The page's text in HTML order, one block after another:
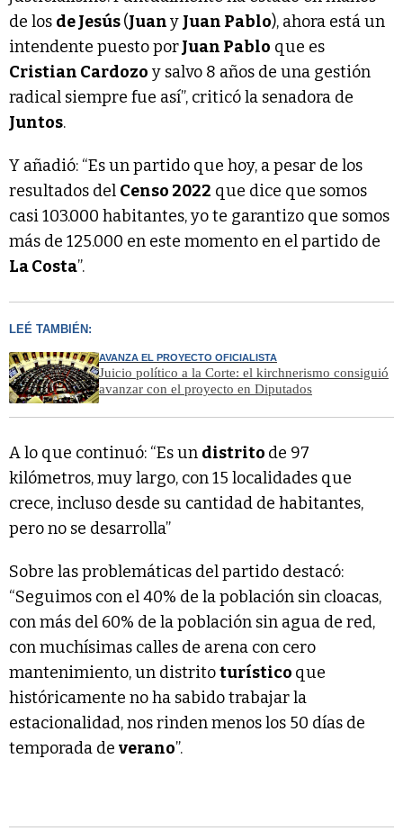
de los de Jesús(Juany Juan Pablo), ahora está un
intendente puesto porJuan Pablo que es
Cristian Cardozo y salvo 8 años de una gestión
radical siempre fue así”, criticó la senadora de
Juntos.
Y añadió: “Es un partido que hoy, a pesar de los
resultados del Censo 2022 que dice que somos
casi 103.000 habitantes, yo te garantizo que somos
más de 125.000 en este momento en el partido de
La Costa”.
LEÉ TAMBIÉN:
AVANZA EL PROYECTO OFICIALISTA
Juicio político a la Corte: el kirchnerismo consiguió
avanzar con el proyecto en Diputados
A lo que continuó: “Es un distrito de 97
kilómetros, muy largo, con 15 localidades que
crece, incluso desde su cantidad de habitantes,
pero no se desarrolla”
Sobre las problemáticas del partido destacó:
“Seguimos con el 40% de la población sin cloacas,
con más del 60% de la población sin agua de red,
con muchísimas calles de arena con cero
mantenimiento, un distritoturístico que
históricamente no ha sabido trabajar la
estacionalidad, nos rinden menos los 50 días de
temporada de verano”.